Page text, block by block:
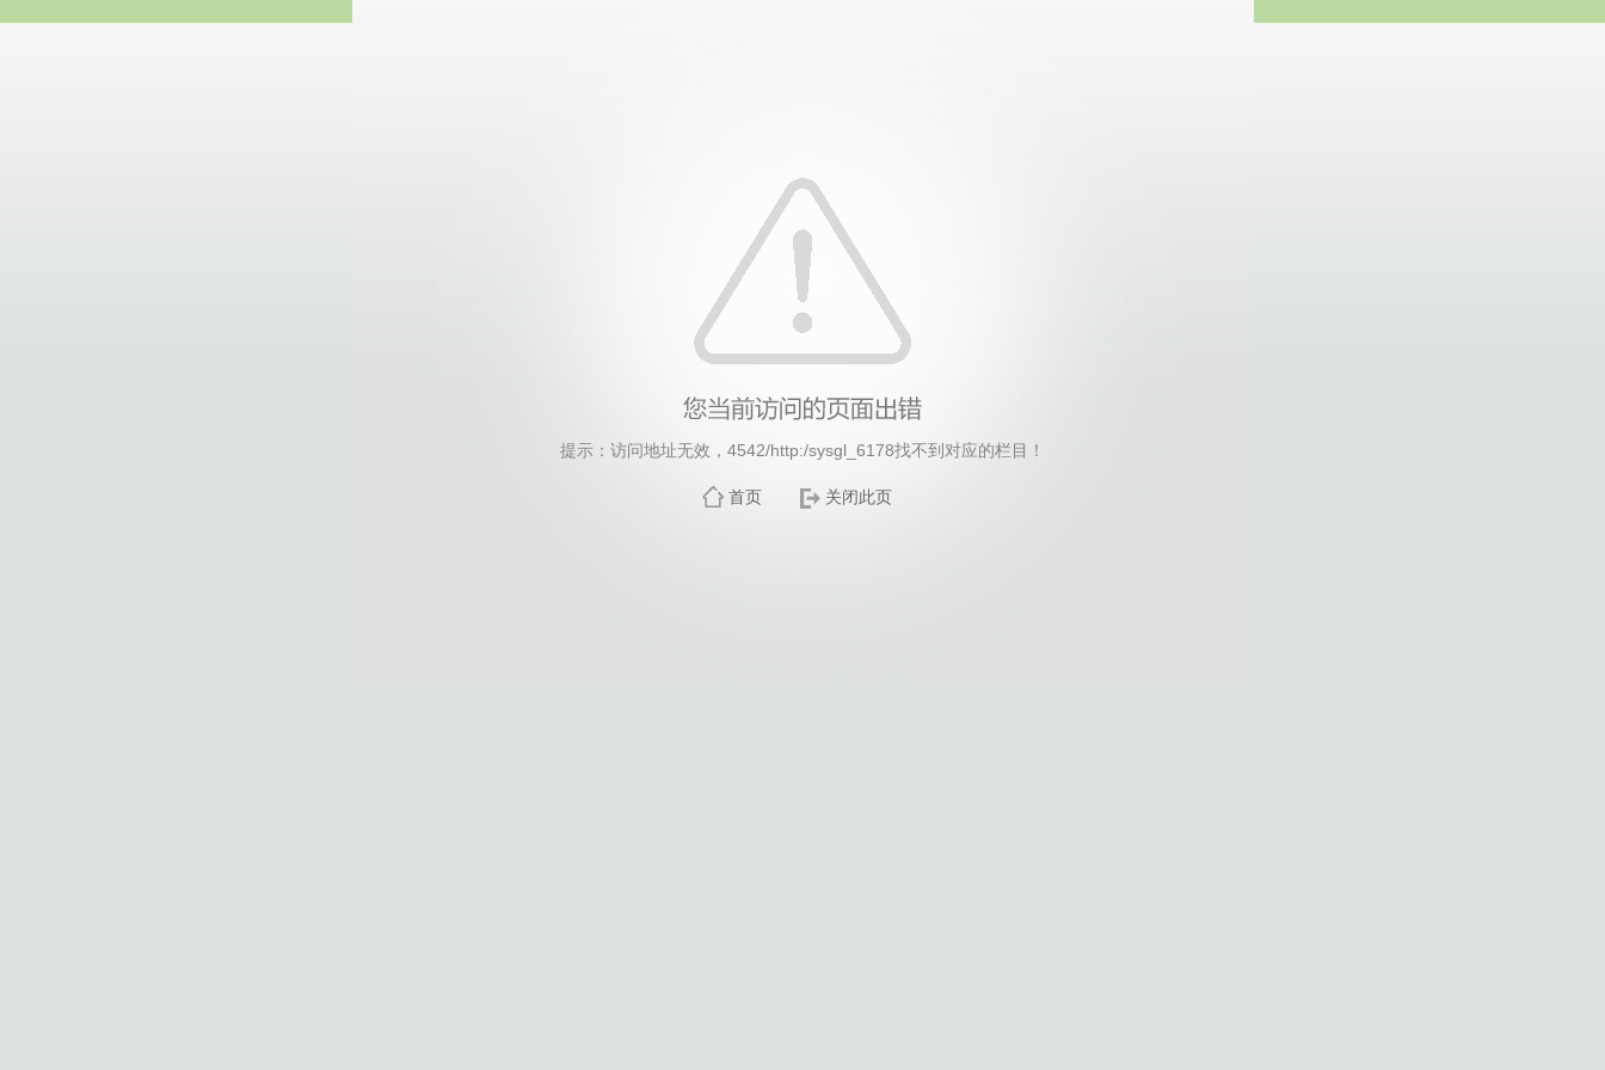
提示：访问地址无效，4542/http:/sysgl_6178找不到对应的栏目！
首页 关闭此页